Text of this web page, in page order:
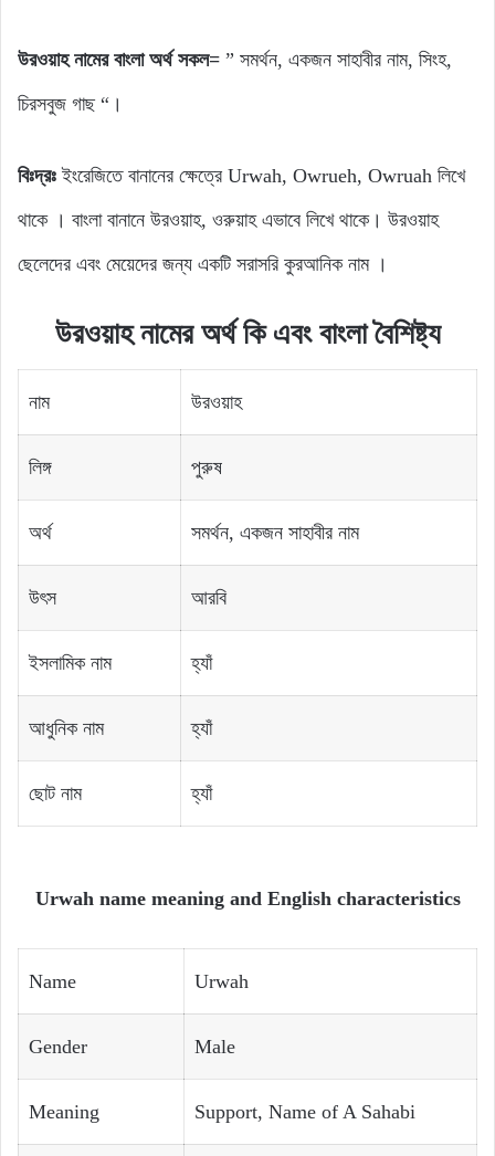
উরওয়াহ নামের বাংলা অর্থ সকল= ” সমর্থন, একজন সাহাবীর নাম, সিংহ,
চিরসবুজ গাছ “।
বিঃদ্রঃ ইংরেজিতে বানানের ক্ষেত্রে Urwah, Owrueh, Owruah লিখে
থাকে । বাংলা বানানে উরওয়াহ, ওরুয়াহ এভাবে লিখে থাকে। উরওয়াহ
ছেলেদের এবং মেয়েদের জন্য একটি সরাসরি কুরআনিক নাম ।
উরওয়াহ নামের অর্থ কি এবং বাংলা বৈশিষ্ট্য
নাম উরওয়াহ
লিঙ্গ পুরুষ
অর্থ সমর্থন, একজন সাহাবীর নাম
উৎস আরবি
ইসলামিক নাম হ্যাঁ
আধুনিক নাম হ্যাঁ
ছোট নাম হ্যাঁ
Urwah name meaning and English characteristics
Name Urwah
Gender Male
Meaning Support, Name of A Sahabi